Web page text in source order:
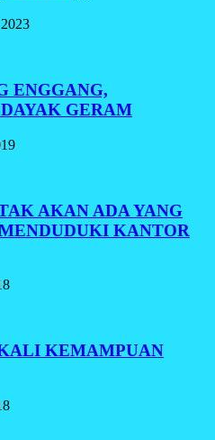
ENGGANG,
GERAM
AKAN ADA YANG
KANTOR
KEMAMPUAN